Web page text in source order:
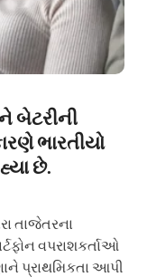
બેટરીની
ભારતીયો
છે.
તાજેતરના
વપરાશકર્તાઓ
પ્રાથમિકતા આપી